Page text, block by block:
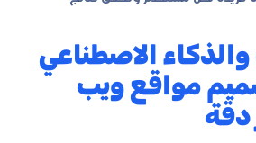
والذكاء الاصطناعي
مواقع ويب
دقة